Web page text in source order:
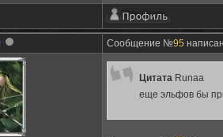
Сообщение №95
Цитата Runaa
еще эльфов бы